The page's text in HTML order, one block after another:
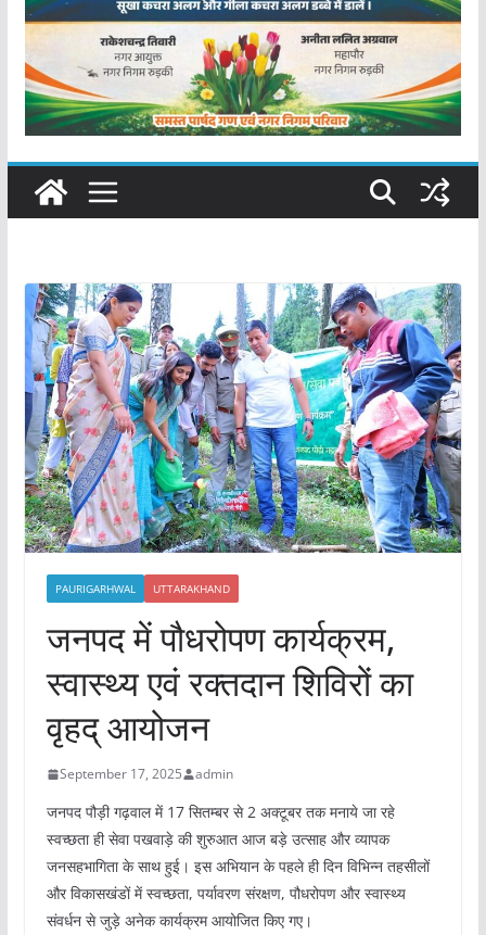
PAURIGARHWAL UTTARAKHAND
जनपद में पौधरोपण कार्यक्रम,
स्वास्थ्य एवं रक्तदान शिविरों का
वृहद् आयोजन
September 17, 2025 admin
जनपद पौड़ी गढ़वाल में 17 सितम्बर से 2 अक्टूबर तक मनाये जा रहे
स्वच्छता ही सेवा पखवाड़े की शुरुआत आज बड़े उत्साह और व्यापक
जनसहभागिता के साथ हुई। इस अभियान के पहले ही दिन विभिन्न तहसीलों
और विकासखंडों में स्वच्छता, पर्यावरण संरक्षण, पौधरोपण और स्वास्थ्य
संवर्धन से जुड़े अनेक कार्यक्रम आयोजित किए गए।